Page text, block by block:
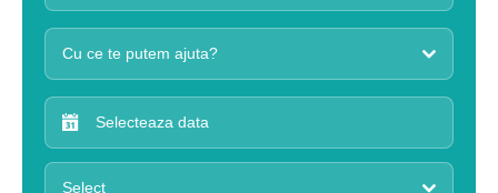
Cu ce te putem ajuta?
Select